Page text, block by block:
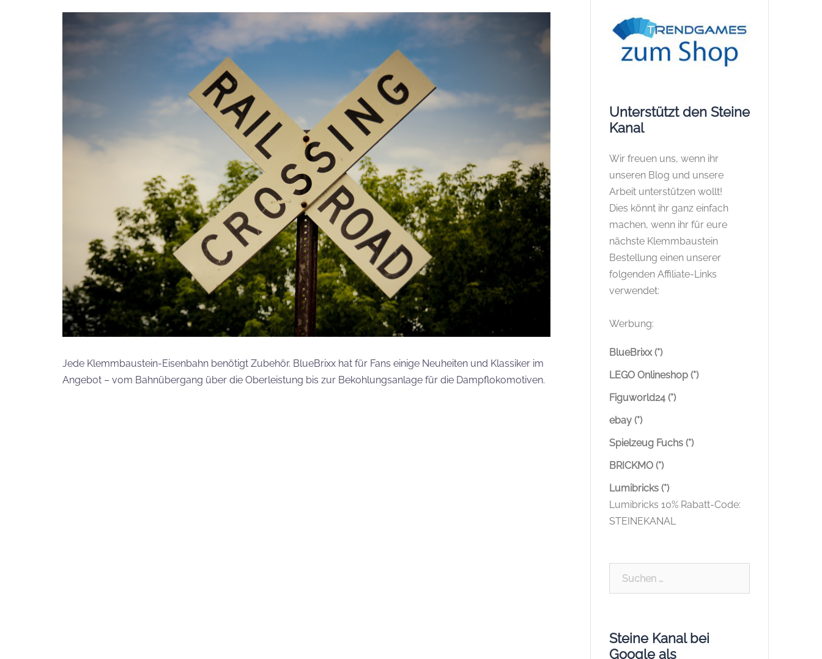
Jede Klemmbaustein-Eisenbahn benötigt Zubehör. BlueBrixx hat für Fans einige Neuheiten und Klassiker im
Angebot – vom Bahnübergang über die Oberleistung bis zur Bekohlungsanlage für die Dampflokomotiven.
Unterstützt den Steine
Kanal
Wir freuen uns, wenn ihr
unseren Blog und unsere
Arbeit unterstützen wollt!
Dies könnt ihr ganz einfach
machen, wenn ihr für eure
nächste Klemmbaustein
Bestellung einen unserer
folgenden Affiliate-Links
verwendet:
Werbung:
BlueBrixx (*)
LEGO Onlineshop (*)
Figuworld24 (*)
ebay (*)
Spielzeug Fuchs (*)
BRICKMO (*)
Lumibricks (*)
Lumibricks 10% Rabatt-Code:
STEINEKANAL
Steine Kanal bei
Google als